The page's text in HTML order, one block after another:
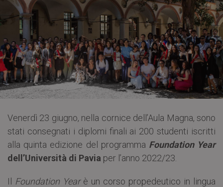
Venerdì 23 giugno, nella cornice dell’Aula Magna, sono
stati consegnati i diplomi finali ai 200 studenti iscritti
alla quinta edizione del programma Foundation Year
dell’Università di Pavia per l’anno 2022/23.
Il Foundation Yearè un corso propedeutico in lingua